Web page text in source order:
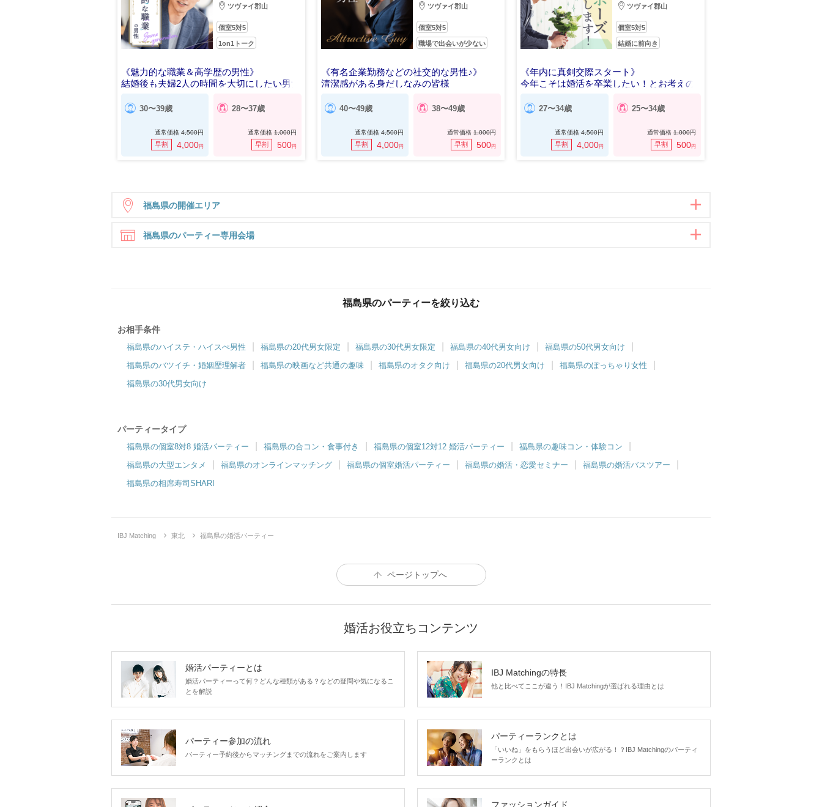
ツヴァイ郡山
個室5対5
1on1トーク
《魅力的な職業＆高学歴の男性》
結婚後も夫婦2人の時間を大切にしたい男女
30〜39歳
通常価格4,500円
早割 4,000円
28〜37歳
通常価格1,000円
早割 500円
ツヴァイ郡山
個室5対5
職場で出会いが少ない
《有名企業勤務などの社交的な男性♪》
清潔感がある身だしなみの皆様
40〜49歳
通常価格 4,500円
早割 4,000円
38〜49歳
通常価格1,000円
早割 500円
ツヴァイ郡山
個室5対5
結婚に前向き
《年内に真剣交際スタート》
今年こそは婚活を卒業したい！とお考えの
27〜34歳
通常価格4,500円
早割 4,000円
25〜34歳
通常価格 1,000円
早割 500円
福島県の開催エリア
郡山 福島
福島県のパーティー専用会場
【郡山駅直結！】 居心地の良いパーテ
ィースペース
福島県のパーティーを絞り込む
お相手条件
福島県のハイステ・ハイスぺ男性 福島県の20代男女限定 福島県の30代男女限定 福島県の40代男女向け
福島県の50代男女向け
福島県のバツイチ・婚姻歴理解者
福島県の映画など共通の趣味 福島県のオタク向け 福島県の20代男女向け
福島県のぽっちゃり女性
福島県の30代男女向け
パーティータイプ
福島県の個室8対8 婚活パーティー 福島県の合コン・食事付き 福島県の個室12対12 婚活パーティー
福島県の趣味コン・体験コン
福島県の大型エンタメ
福島県のオンラインマッチング 福島県の個室婚活パーティー 福島県の婚活・恋愛セミナー
福島県の婚活バスツアー
福島県の相席寿司SHARI
IBJ Matching 東北 福島県の婚活パーティー
ページトップへ
婚活お役立ちコンテンツ
婚活パーティーとは
婚活パーティーって何？どんな種類がある？などの疑問や気になるこ
とを解説
IBJ Matchingの特長
他と比べてここが違う！IBJ Matchingが選ばれる理由とは
パーティー参加の流れ
パーティー予約後からマッチングまでの流れをご案内します
パーティーランクとは
「いいね」をもらうほど出会いが広がる！？IBJ Matchingのパーティ
ーランクとは
ファッションガイド